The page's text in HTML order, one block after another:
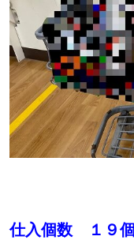
仕入個数 １９個